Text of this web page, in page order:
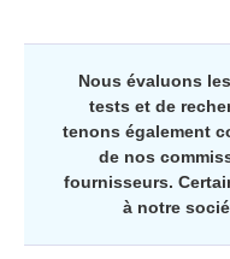
Nous évaluons
tests et de
tenons également
de nos
fournisseurs.
à notre